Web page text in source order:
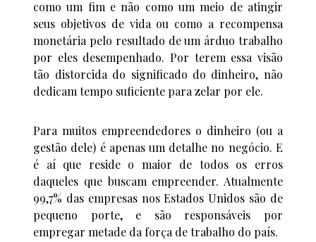
como um fim e não como um meio de atingir
seus objetivos de vida ou como a recompensa
monetária pelo resultado de um árduo trabalho
por eles desempenhado. Por terem essa visão
tão distorcida do significado do dinheiro, não
dedicam tempo suficiente para zelar por ele.
Para muitos empreendedores o dinheiro (ou a
gestão dele) é apenas um detalhe no negócio. E
é aí que reside o maior de todos os erros
daqueles que buscam empreender. Atualmente
99,7% das empresas nos Estados Unidos são de
pequeno porte, e são responsáveis por
empregar metade da força de trabalho do país.